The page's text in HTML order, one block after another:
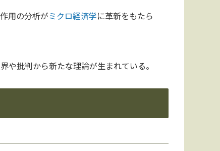
用の分析がミクロ経済学に革新をもたら
や批判から新たな理論が生まれている。